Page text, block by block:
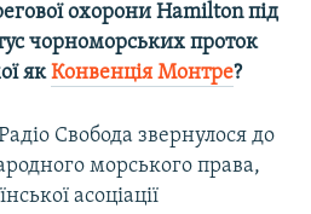
охорони Hamilton під
чорноморських проток
якКонвенція Монтре?
Свобода звернулося до
морського права,
асоціації